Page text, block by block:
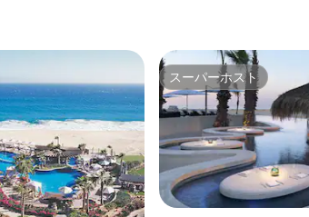
スーパーホスト
スーパーホスト